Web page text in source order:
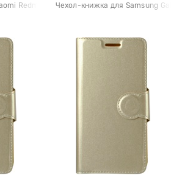
на присоске,Redline
Redmi 4 Pro (черный), Redline
Чехол-книжка для Samsung